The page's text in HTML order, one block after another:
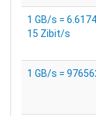
1 GB/s =
15 Zibit/s
1 GB/s =